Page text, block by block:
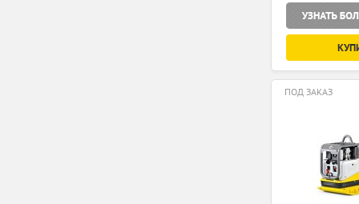
ПОД ЗАКАЗ